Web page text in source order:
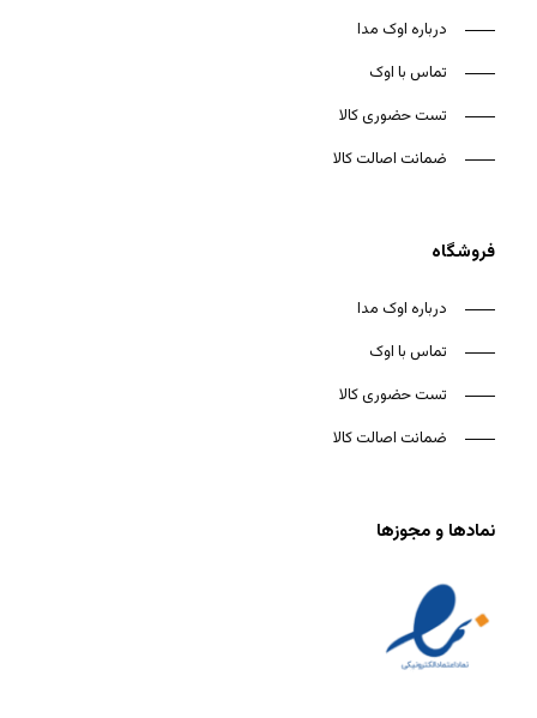
درباره اوک مدا
تماس با اوک
تست حضوری کالا
ضمانت اصالت کالا
فروشگاه
درباره اوک مدا
تماس با اوک
تست حضوری کالا
ضمانت اصالت کالا
نمادها و مجوزها